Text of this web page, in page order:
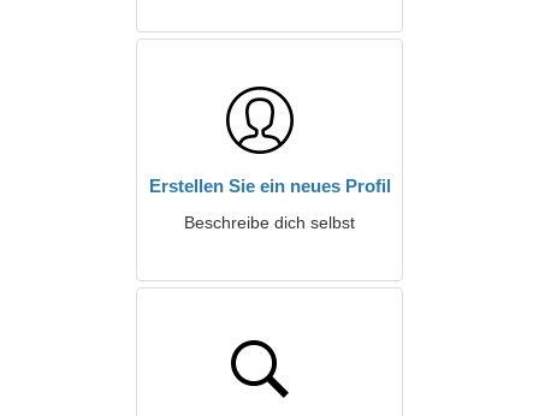
Erstellen Sie ein neues Profil
Beschreibe dich selbst